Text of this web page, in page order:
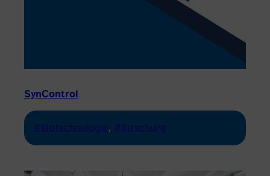
SynControl
#biotechnologie, #forschung